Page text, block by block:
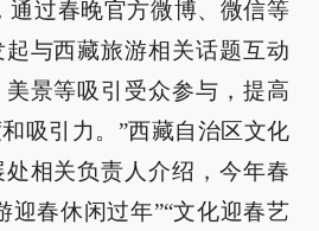
通过春晚官方微博、微信等
与西藏旅游相关话题互动
景等吸引受众参与，提高
吸引力。”西藏自治区文化
相关负责人介绍，今年春
迎春休闲过年”“文化迎春艺